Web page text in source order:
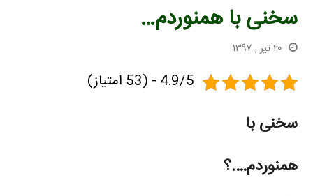
سخنی با همنوردم…
۲۰ تیر , ۱۳۹۷
4.9/5 - (53 امتیاز)
سخنی با
همنوردم….؟